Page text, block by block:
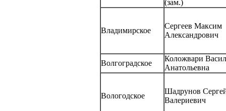
(зам.)
Владимирское
Сергеев Максим
Александрович
Волгоградское
Коложвари
Анатольевна
Вологодское
Шадрунов
Валериевич